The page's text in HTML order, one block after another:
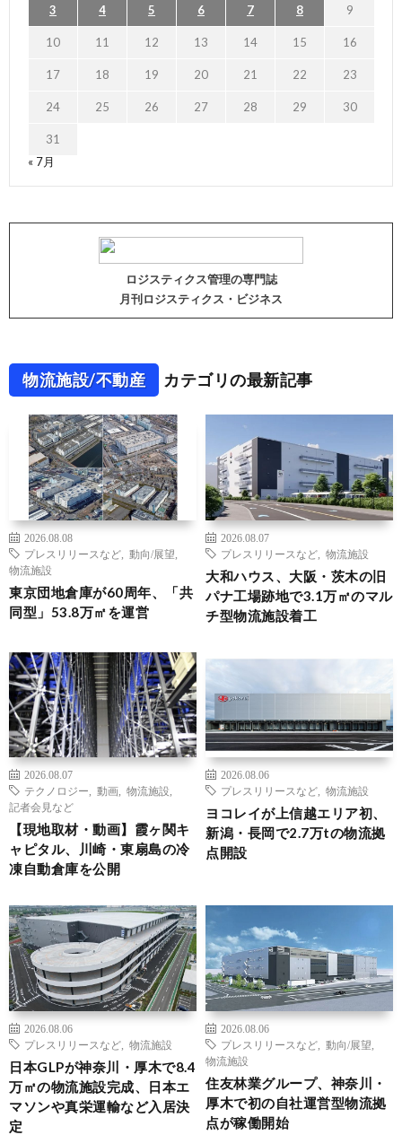
3 4 5 6 7 8 9
10 11 12 13 14 15 16
17 18 19 20 21 22 23
24 25 26 27 28 29 30
31
« 7月
ロジスティクス管理の専門誌
月刊ロジスティクス・ビジネス
物流施設/不動産 カテゴリの最新記事
2026.08.08
プレスリリースなど
動向/展望
物流施設
東京団地倉庫が60周年、「共
同型」53.8万㎡を運営
2026.08.07
プレスリリースなど
物流施設
大和ハウス、大阪・茨木の旧
パナ工場跡地で3.1万㎡のマル
チ型物流施設着工
2026.08.07
テクノロジー
動画 物流施設
記者会見など
【現地取材・動画】霞ヶ関キ
ャピタル、川崎・東扇島の冷
凍自動倉庫を公開
2026.08.06
プレスリリースなど
物流施設
ヨコレイが上信越エリア初、
新潟・長岡で2.7万tの物流拠
点開設
2026.08.06
プレスリリースなど
物流施設
日本GLPが神奈川・厚木で8.4
万㎡の物流施設完成、日本エ
マソンや真栄運輸など入居決
定
2026.08.06
プレスリリースなど
動向/展望
物流施設
住友林業グループ、神奈川・
厚木で初の自社運営型物流拠
点が稼働開始